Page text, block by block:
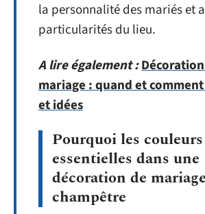
la personnalité des mariés et
particularités du lieu.
A lire également :
mariage : quand et comment
et idées
Pourquoi les
essentielles dans une
décoration de mariage
champêtre